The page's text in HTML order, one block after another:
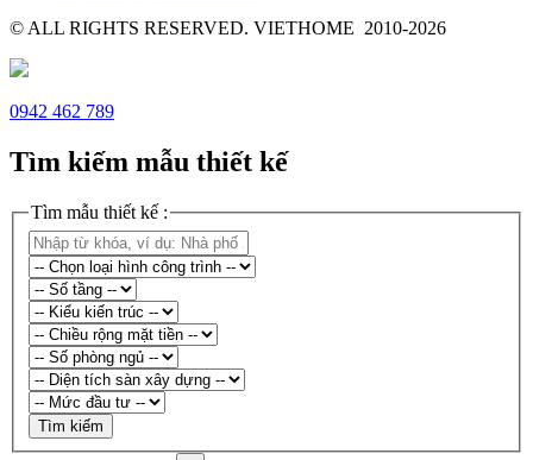
© ALL RIGHTS RESERVED. VIETHOME 2010-2026
0942 462 789
Tìm kiếm mẫu thiết kế
Tìm mẫu thiết kế :
Tìm kiếm